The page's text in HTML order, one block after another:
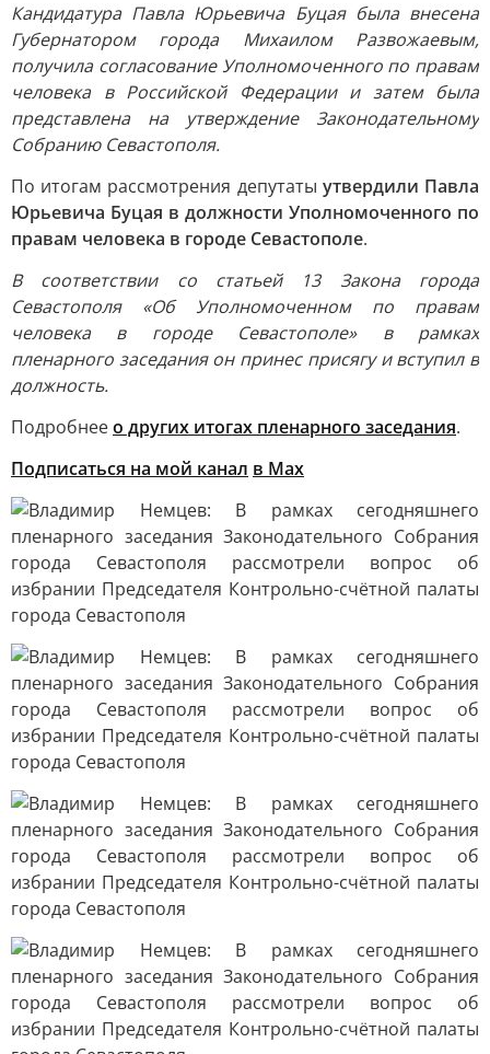
Кандидатура Павла Юрьевича Буцая была внесена
Губернатором города Михаилом Развожаевым,
получила согласование Уполномоченного по правам
человека в Российской Федерации и затем была
представлена на утверждение Законодательному
Собранию Севастополя.
По итогам рассмотрения депутаты утвердили Павла
Юрьевича Буцая в должности Уполномоченного по
правам человека в городе Севастополе.
В соответствии со статьей 13 Закона города
Севастополя «Об Уполномоченном по правам
человека в городе Севастополе» в рамках
пленарного заседания он принес присягу и вступил в
должность.
Подробнеео других итогах пленарного заседания.
Подписаться на мой канал в Max